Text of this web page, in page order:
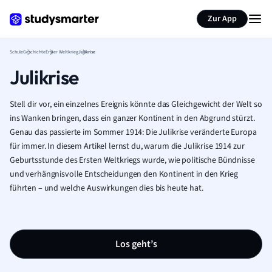
Zur App
SchuleGeschichteErster WeltkriegJulikrise
Julikrise
Stell dir vor, ein einzelnes Ereignis könnte das Gleichgewicht der Welt so
ins Wanken bringen, dass ein ganzer Kontinent in den Abgrund stürzt.
Genau das passierte im Sommer 1914: Die Julikrise veränderte Europa
für immer. In diesem Artikel lernst du, warum die Julikrise 1914 zur
Geburtsstunde des Ersten Weltkriegs wurde, wie politische Bündnisse
und verhängnisvolle Entscheidungen den Kontinent in den Krieg
führten – und welche Auswirkungen dies bis heute hat.
Los geht’s
Seite zusammenfassen